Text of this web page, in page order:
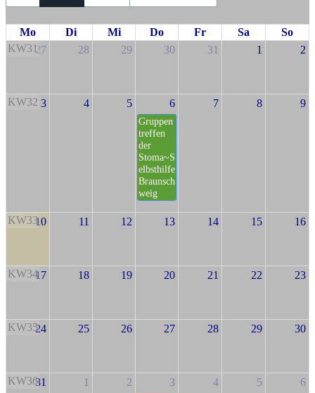
Mo Di Mi Do Fr Sa
So
KW3127 28 29 30 31 1 2
KW32 3 4 5 6
Gruppen
treffen
der
Stoma~S
elbsthilfe
Braunsch
weig
7 8 9
KW3310 11 12 13 14 15 16
KW3417 18 19 20 21 22 23
KW3524 25 26 27 28 29 30
KW3631 1 2 3 4 5 6